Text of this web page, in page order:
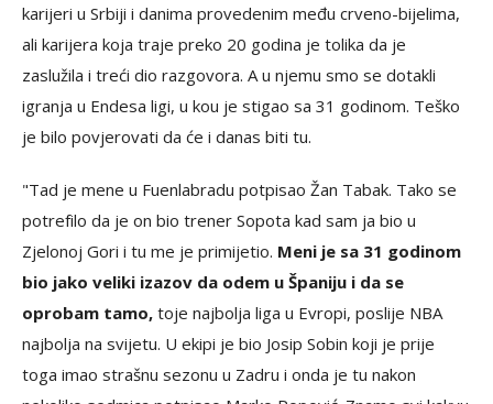
karijeri u Srbiji i danima provedenim među crveno-bijelima,
ali karijera koja traje preko 20 godina je tolika da je
zaslužila i treći dio razgovora. A u njemu smo se dotakli
igranja u Endesa ligi, u kou je stigao sa 31 godinom. Teško
je bilo povjerovati da će i danas biti tu.
"Tad je mene u Fuenlabradu potpisao Žan Tabak. Tako se
potrefilo da je on bio trener Sopota kad sam ja bio u
Zjelonoj Gori i tu me je primijetio. Meni je sa 31 godinom
bio jako veliki izazov da odem u Španiju i da se
oprobam tamo, toje najbolja liga u Evropi, poslije NBA
najbolja na svijetu. U ekipi je bio Josip Sobin koji je prije
toga imao strašnu sezonu u Zadru i onda je tu nakon